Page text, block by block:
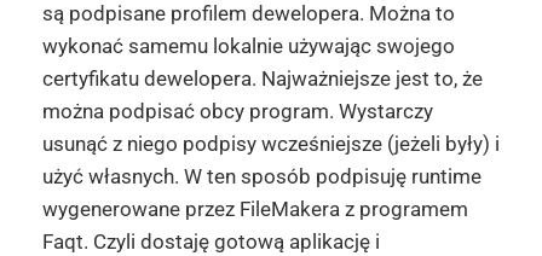
są podpisane profilem dewelopera. Można to
wykonać samemu lokalnie używając swojego
certyfikatu dewelopera. Najważniejsze jest to, że
można podpisać obcy program. Wystarczy
usunąć z niego podpisy wcześniejsze (jeżeli były) i
użyć własnych. W ten sposób podpisuję runtime
wygenerowane przez FileMakera z programem
Faqt. Czyli dostaję gotową aplikację i